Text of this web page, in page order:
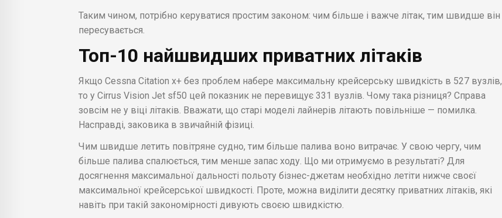
Таким чином, потрібно керуватися простим законом: чим більше і важче літак, тим швидше він
пересувається.
Топ-10 найшвидших приватних літаків
Якщо Cessna Citation x+ без проблем набере максимальну крейсерську швидкість в 527 вузлів,
то у Cirrus Vision Jet sf50 цей показник не перевищує 331 вузлів. Чому така різниця? Справа
зовсім не у віці літаків. Вважати, що старі моделі лайнерів літають повільніше — помилка.
Насправді, заковика в звичайній фізиці.
Чим швидше летить повітряне судно, тим більше палива воно витрачає. У свою чергу, чим
більше палива спалюється, тим менше запас ходу. Що ми отримуємо в результаті? Для
досягнення максимальної дальності польоту бізнес-джетам необхідно летіти нижче своєї
максимальної крейсерської швидкості. Проте, можна виділити десятку приватних літаків, які
навіть при такій закономірності дивують своєю швидкістю.